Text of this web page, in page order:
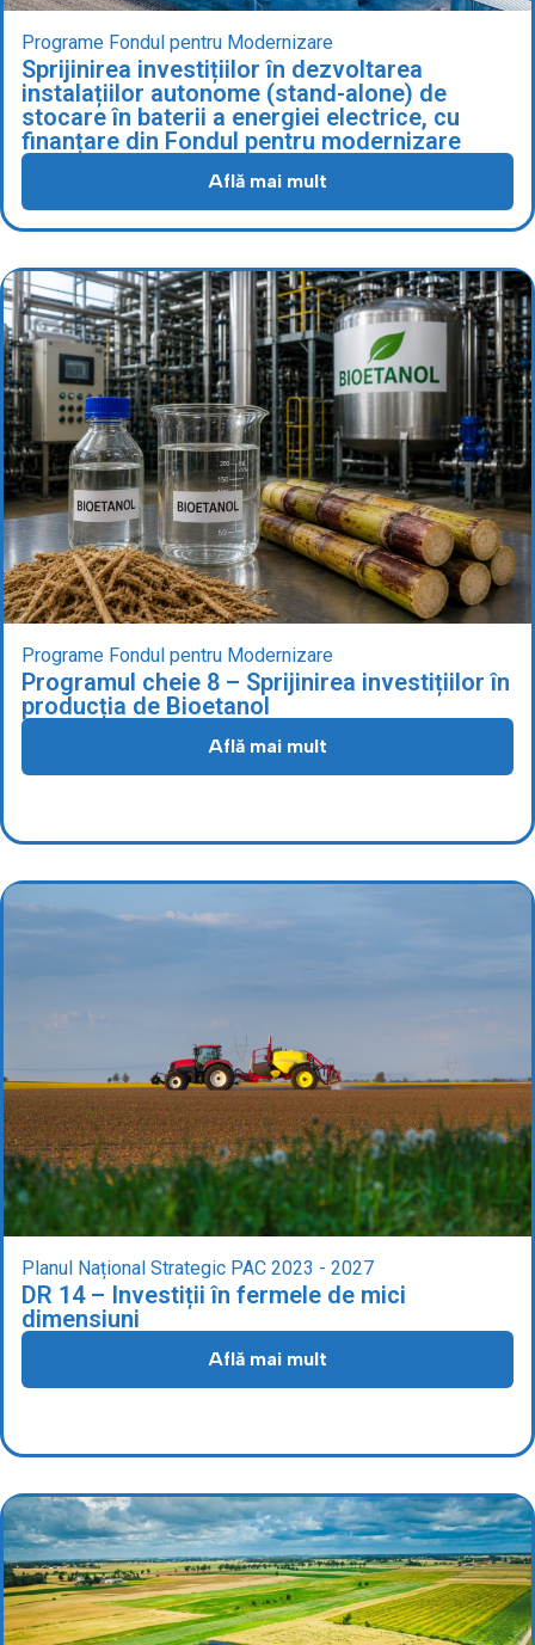
Programe Fondul pentru Modernizare
Sprijinirea investițiilor în dezvoltarea
instalațiilor autonome (stand-alone) de
stocare în baterii a energiei electrice, cu
finanțare din Fondul pentru modernizare
Află mai mult
Programe Fondul pentru Modernizare
Programul cheie 8 – Sprijinirea investițiilor în
producția de Bioetanol
Află mai mult
Planul Național Strategic PAC 2023 - 2027
DR 14 – Investiții în fermele de mici
dimensiuni
Află mai mult